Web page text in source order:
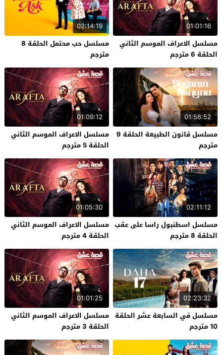
01:01:16
مسلسل الاعراف الموسم الثاني
الحلقة 6 مترجم
02:14:19
مسلسل حب محتمل الحلقة 8
مترجم
01:56:52
مسلسل قانون الطبيعة الحلقة 9
مترجم
01:09:12
مسلسل الاعراف الموسم الثاني
الحلقة 5 مترجم
02:11:12
مسلسل اسطنبول راسا على عقب
الحلقة 8 مترجم
01:05:30
مسلسل الاعراف الموسم الثاني
الحلقة 4 مترجم
02:23:32
مسلسل في السابعة عشر الحلقة
10 مترجم
01:01:25
مسلسل الاعراف الموسم الثاني
الحلقة 3 مترجم